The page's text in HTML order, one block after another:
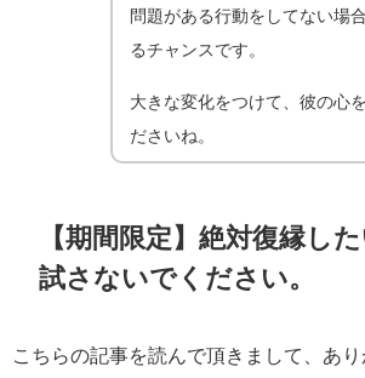
問題がある行動をしてない場
るチャンスです。
大きな変化をつけて、彼の心
ださいね。
【期間限定】絶対復縁し
試さないでください。
こちらの記事を読んで頂きまして、あり